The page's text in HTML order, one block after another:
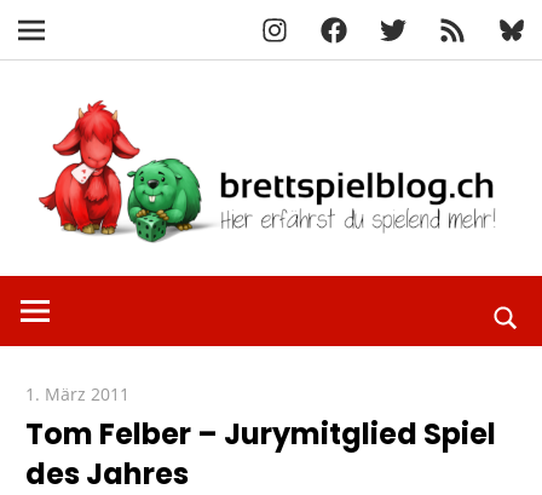
InstagramFacebook
X
RSS-
Feed
Navigation
springen
erfährst
mehr!
1. März 2011
Tom Felber – Jurymitglied Spiel
des Jahres